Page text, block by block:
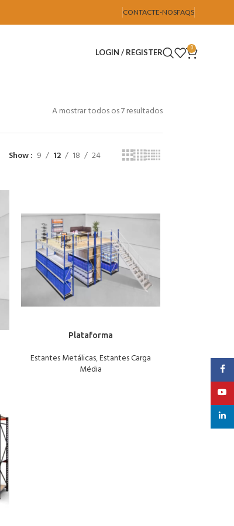
CONTACTE-NOSFAQS
LOGIN / REGISTER 0
A mostrar todos os 7 resultados
Show 9 12 18 24
Plataforma
Estantes Metálicas,Estantes Carga
Média